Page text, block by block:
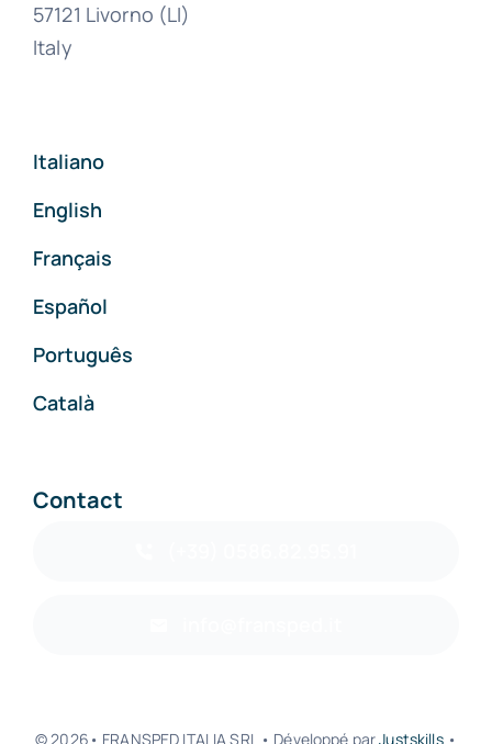
57121 Livorno (LI)
Italy
Italiano
English
Français
Español
Português
Català
Contact
© 2026• FRANSPED ITALIA SRL • Développé parJustskills•